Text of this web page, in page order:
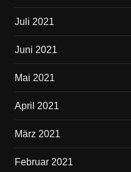
Juli 2021
Juni 2021
Mai 2021
April 2021
März 2021
Februar 2021